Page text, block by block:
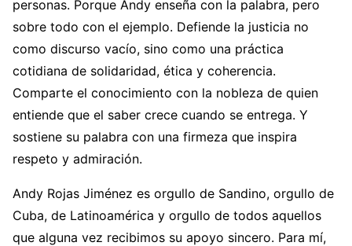
personas. Porque Andy enseña con la palabra, pero
sobre todo con el ejemplo. Defiende la justicia no
como discurso vacío, sino como una práctica
cotidiana de solidaridad, ética y coherencia.
Comparte el conocimiento con la nobleza de quien
entiende que el saber crece cuando se entrega. Y
sostiene su palabra con una firmeza que inspira
respeto y admiración.
Andy Rojas Jiménez es orgullo de Sandino, orgullo de
Cuba, de Latinoamérica y orgullo de todos aquellos
que alguna vez recibimos su apoyo sincero. Para mí,